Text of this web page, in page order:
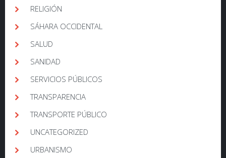
RELIGIÓN
SÁHARA OCCIDENTAL
SALUD
SANIDAD
SERVICIOS PÚBLICOS
TRANSPARENCIA
TRANSPORTE PÚBLICO
UNCATEGORIZED
URBANISMO